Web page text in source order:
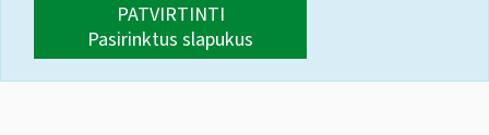
PATVIRTINTI
Pasirinktus slapukus